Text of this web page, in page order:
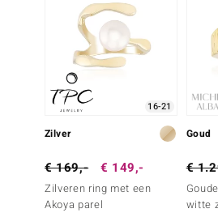
Collection
16-21
Zilver
€ 169,- € 149,-
Zilveren ring met een
Akoya parel
Goud
€
witte